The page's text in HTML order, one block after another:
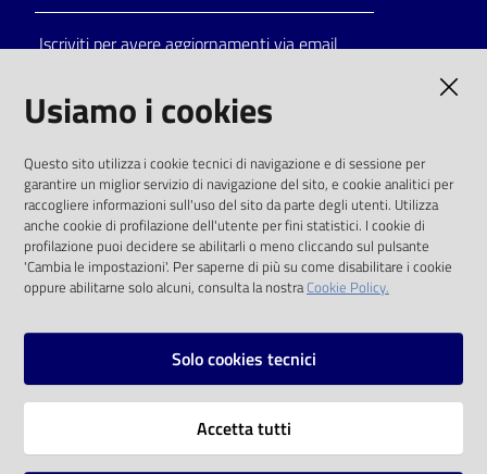
on line
Eventi
Chiedi al
bibliotecario
Avvisi
Orari
Iscriviti per avere aggiornamenti via email
solo alle condizioni previste dalla direttiva
comunitaria 2003/98/CE e dal d.lgs. 36/2006
SOCIAL
Instagram
Vai alla pagina
Usiamo i cookies
Questo sito utilizza i cookie tecnici di navigazione e di sessione per
garantire un miglior servizio di navigazione del sito, e cookie analitici per
raccogliere informazioni sull'uso del sito da parte degli utenti. Utilizza
anche cookie di profilazione dell'utente per fini statistici. I cookie di
profilazione puoi decidere se abilitarli o meno cliccando sul pulsante
'Cambia le impostazioni'. Per saperne di più su come disabilitare i cookie
oppure abilitarne solo alcuni, consulta la nostraCookie Policy.
Solo cookies tecnici
Accetta tutti